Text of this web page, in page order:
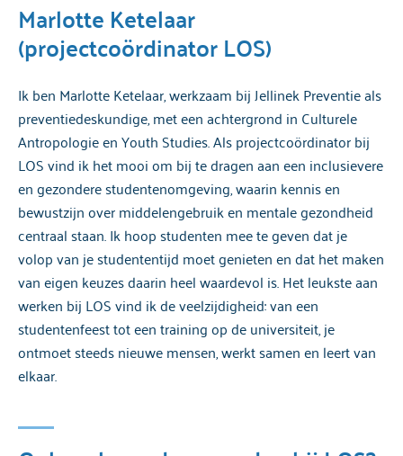
Marlotte Ketelaar
(projectcoördinator LOS)
Ik ben Marlotte Ketelaar, werkzaam bij Jellinek Preventie als
preventiedeskundige, met een achtergrond in Culturele
Antropologie en Youth Studies. Als projectcoördinator bij
LOS vind ik het mooi om bij te dragen aan een inclusievere
en gezondere studentenomgeving, waarin kennis en
bewustzijn over middelengebruik en mentale gezondheid
centraal staan. Ik hoop studenten mee te geven dat je
volop van je studententijd moet genieten en dat het maken
van eigen keuzes daarin heel waardevol is. Het leukste aan
werken bij LOS vind ik de veelzijdigheid: van een
studentenfeest tot een training op de universiteit, je
ontmoet steeds nieuwe mensen, werkt samen en leert van
elkaar.